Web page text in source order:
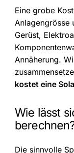
Eine grobe
Anlagengrösse
Gerüst,
Annäherung.
kostet eine
Wie lässt
Die sinnvolle